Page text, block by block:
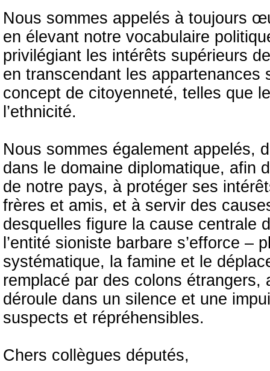
Nous sommes appelés à toujours
en élevant notre vocabulaire
privilégiant les intérêts supérieurs
en transcendant les
concept de citoyenneté, telles que
l’ethnicité.
Nous sommes également appelés,
dans le domaine diplomatique, afin
de notre pays, à protéger ses
frères et amis, et à servir des
desquelles figure la cause centrale
l’entité sioniste barbare s’efforce –
systématique, la famine et le
remplacé par des colons
déroule dans un silence et une
suspects et répréhensibles.
Chers collègues députés,